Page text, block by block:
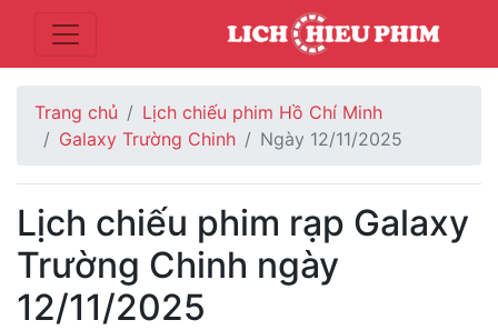
Trang chủ
Lịch chiếu phim Hồ Chí Minh
Galaxy Trường Chinh
Ngày 12/11/2025
Lịch chiếu phim rạp Galaxy
Trường Chinh ngày
12/11/2025